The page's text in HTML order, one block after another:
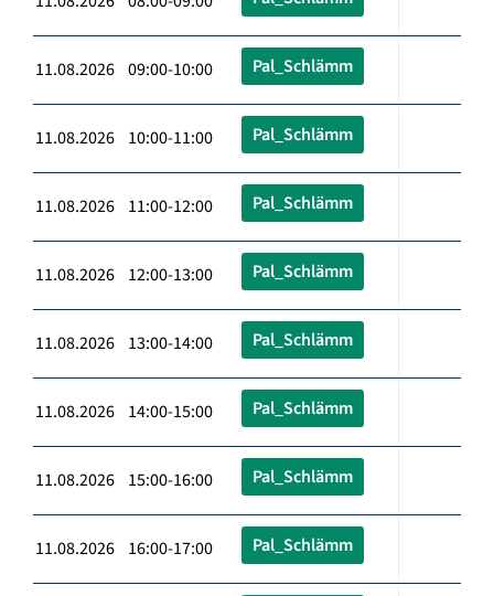
11.08.2026 09:00-10:00 Pal_Schlämm
11.08.2026 10:00-11:00 Pal_Schlämm
11.08.2026 11:00-12:00 Pal_Schlämm
11.08.2026 12:00-13:00 Pal_Schlämm
11.08.2026 13:00-14:00 Pal_Schlämm
11.08.2026 14:00-15:00 Pal_Schlämm
11.08.2026 15:00-16:00 Pal_Schlämm
11.08.2026 16:00-17:00 Pal_Schlämm